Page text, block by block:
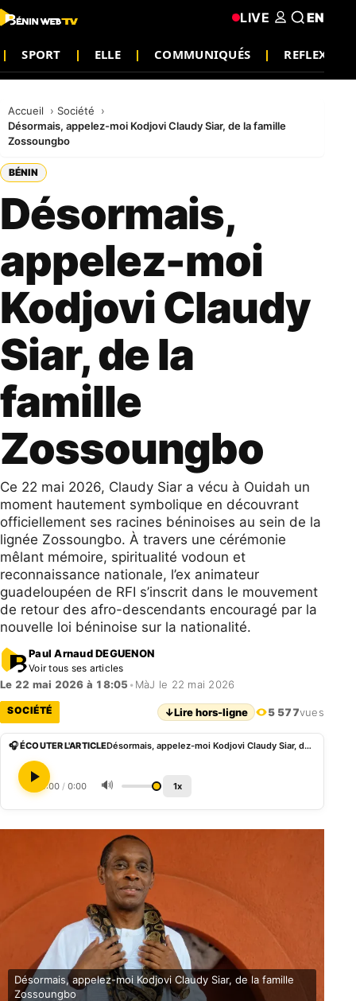
SPORT ELLE COMMUNIQUÉS
LIVE EN
Accueil
Société
Désormais, appelez-moi Kodjovi Claudy Siar, de la famille
Zossoungbo
BÉNIN
Désormais,
appelez-moi
Kodjovi Claudy
Siar, de la
famille
Zossoungbo
Ce 22 mai 2026, Claudy Siar a vécu à Ouidah un
moment hautement symbolique en découvrant
officiellement ses racines béninoises au sein de la
lignée Zossoungbo. À travers une cérémonie
mêlant mémoire, spiritualité vodoun et
reconnaissance nationale, l’ex animateur
guadeloupéen de RFI s’inscrit dans le mouvement
de retour des afro-descendants encouragé par la
nouvelle loi béninoise sur la nationalité.
Paul Arnaud DEGUENON
Voir tous ses articles
Le 22 mai 2026 à 18:05 • MàJ le 22 mai 2026
SOCIÉTÉ ↓Lire hors-ligne 5 577vues
🎧 ÉCOUTER L'ARTICLE Désormais, appelez-moi Kodjovi Claudy Siar, de la famille Zossoungbo
0:00 / 0:00 🔊 1x
Désormais, appelez-moi Kodjovi Claudy Siar, de la famille
Zossoungbo